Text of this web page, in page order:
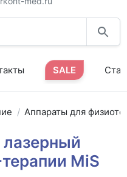
SALE
Аппараты для
лазерный
MiS